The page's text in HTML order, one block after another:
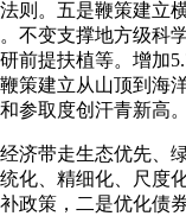
。五是鞭策建立
不变支撑地方级科
前提扶植等。增加
策建立从山顶到海
参取度创汗青新高。
带走生态优先、
化、精细化、尺度
政策，二是优化债